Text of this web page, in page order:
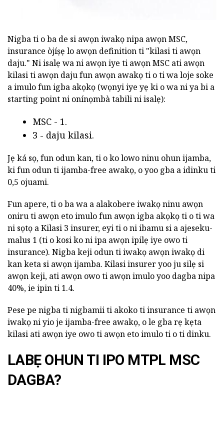
Nigba ti o ba de si awọn iwakọ nipa awọn MSC,
insurance òjíṣẹ lo awọn definition ti "kilasi ti awọn
daju." Ni isalẹ wa ni awọn iye ti awọn MSC ati awọn
kilasi ti awọn daju fun awọn awakọ ti o ti wa loje soke
a imulo fun igba akọkọ (wọnyi iye yẹ ki o wa ni ya bi a
starting point ni onínọmbà tabili ni isalẹ):
MSC - 1.
3 - daju kilasi.
Jẹ ká sọ, fun odun kan, ti o ko lowo ninu ohun ijamba,
ki fun odun ti ijamba-free awakọ, o yoo gba a idinku ti
0,5 ojuami.
Fun apere, ti o ba wa a alakobere iwakọ ninu awọn
oniru ti awọn eto imulo fun awọn igba akọkọ ti o ti wa
ni sọtọ a Kilasi 3 insurer, eyi ti o ni ibamu si a ajeseku-
malus 1 (ti o kosi ko ni ipa awọn ipilẹ iye owo ti
insurance). Nigba keji odun ti iwakọ awọn iwakọ di
kan keta si awọn ijamba. Kilasi insurer yoo ju silẹ si
awọn keji, ati awọn owo ti awọn imulo yoo dagba nipa
40%, ie ipin ti 1.4.
Pese pe nigba ti nigbamii ti akoko ti insurance ti awọn
iwakọ ni yio je ijamba-free awakọ, o le gba rẹ kẹta
kilasi ati awọn iye owo ti awọn eto imulo ti o ti dinku.
LABẸ OHUN TI IPO MTPL MSC
DAGBA?